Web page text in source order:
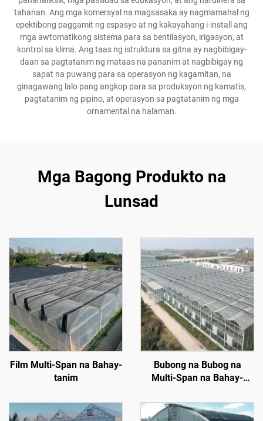
tahanan. Ang mga komersyal na magsasaka ay nagmamahal ng
epektibong paggamit ng espasyo at ng kakayahang i-install ang
mga awtomatikong sistema para sa bentilasyon, irigasyon, at
kontrol sa klima. Ang taas ng istruktura sa gitna ay nagbibigay-
daan sa pagtatanim ng mataas na pananim at nagbibigay ng
sapat na puwang para sa operasyon ng kagamitan, na
ginagawang lalo pang angkop para sa produksyon ng kamatis,
pagtatanim ng pipino, at operasyon sa pagtatanim ng mga
ornamental na halaman.
Mga Bagong Produkto na
Lunsad
Film Multi-Span na Bahay-
tanim
Bubong na Bubog na
Multi-Span na Bahay-